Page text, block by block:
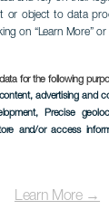
or object to data
on “Learn More”
for the following
advertising and
, Precise
and/or access
Learn More →